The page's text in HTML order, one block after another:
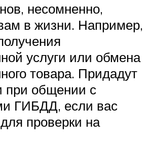
несомненно,
в жизни. Например,
услуги или обмена
товара. Придадут
при общении с
ГИБДД, если вас
проверки на